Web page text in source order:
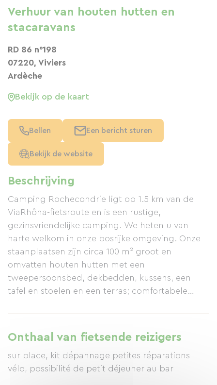
Beschrijving
Camping Rochecondrie ligt op 1.5 km van de
ViaRhôna-fietsroute en is een rustige,
gezinsvriendelijke camping. We heten u van
harte welkom in onze bosrijke omgeving. Onze
staanplaatsen zijn circa 100 m² groot en
omvatten houten hutten met een
tweepersoonsbed, dekbedden, kussens, een
tafel en stoelen en een terras; comfortabele
prachtig zwembad van 10x20 meter, een
peuterbad, een bar en afhaalmaaltijden in juli en
augustus. Neem gerust contact met ons op voor
meer informatie! We kunnen u ook voorzien van
Onthaal van fietsende reizigers
sur place, kit dépannage petites réparations
vélo, possibilité de petit déjeuner au bar
Verhuur van houten hutten en
stacaravans
RD 86 n°198
07220, Viviers
Ardèche
Bekijk op de kaart
Bellen Een bericht sturen
Bekijk de website